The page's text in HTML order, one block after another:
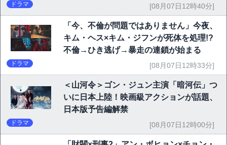
ドラマ [08月07日12時40分]
「今、不倫が問題ではありません」今夜、
キム・ヘス×キム・ジフンが死体を処理!?
不倫→ひき逃げ→暴走の連鎖が始まる
ドラマ [08月07日12時33分]
＜山河令＞ゴン・ジュン主演「暗河伝」つ
いに日本上陸！映画級アクションが話題、
日本版予告編解禁
ドラマ [08月07日12時00分]